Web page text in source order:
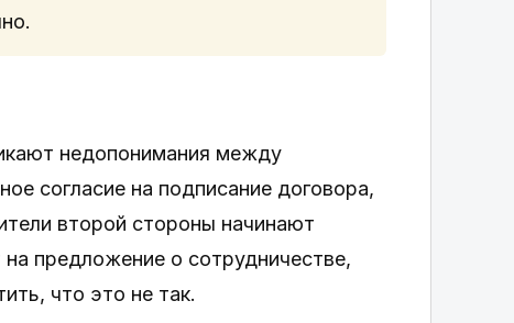
недопонимания между
согласие на подписание договора,
второй стороны начинают
предложение о сотрудничестве,
что это не так.